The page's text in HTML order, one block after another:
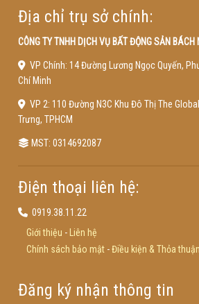
Địa chỉ trụ sở chính:
CÔNG TY TNHH DỊCH VỤ BẤT ĐỘNG SẢN BÁCH
VP Chính: 14 Đường Lương Ngọc Quyến,
Chí Minh
VP 2: 110 Đường N3C Khu Đô Thị The
Trưng, TPHCM
MST: 0314692087
Điện thoại liên hệ:
0919.38.11.22
Giới thiệu - Liên hệ
Chính sách bảo mật-Điều kiện & Thỏa thuận
Đăng ký nhận thông tin